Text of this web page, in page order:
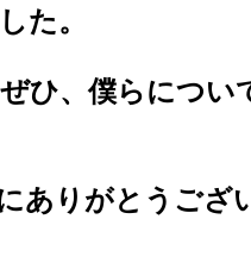
た。
ひ、僕らについ
ありがとうござ